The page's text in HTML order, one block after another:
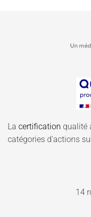
La certification qualité
catégories d'actions
14